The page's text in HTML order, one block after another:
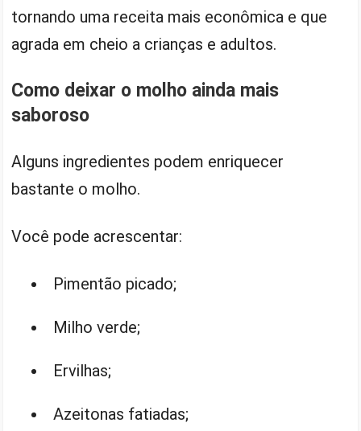
tornando uma receita mais econômica e que
agrada em cheio a crianças e adultos.
Como deixar o molho ainda mais
saboroso
Alguns ingredientes podem enriquecer
bastante o molho.
Você pode acrescentar:
Pimentão picado;
Milho verde;
Ervilhas;
Azeitonas fatiadas;